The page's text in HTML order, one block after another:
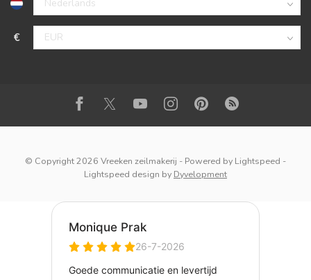
€
© Copyright 2026 Vreeken zeilmakerij - Powered by Lightspeed -
Lightspeed design by Dyvelopment